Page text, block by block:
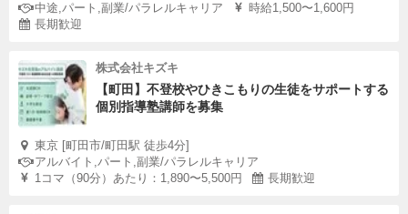
中途,パート,副業/パラレルキャリア
時給1,500〜1,600円
長期歓迎
株式会社キズキ
【町田】不登校やひきこもりの生徒をサポートする
個別指導塾講師を募集
東京 [町田市/町田駅 徒歩4分]
アルバイト,パート,副業/パラレルキャリア
1コマ（90分）あたり：1,890〜5,500円
長期歓迎